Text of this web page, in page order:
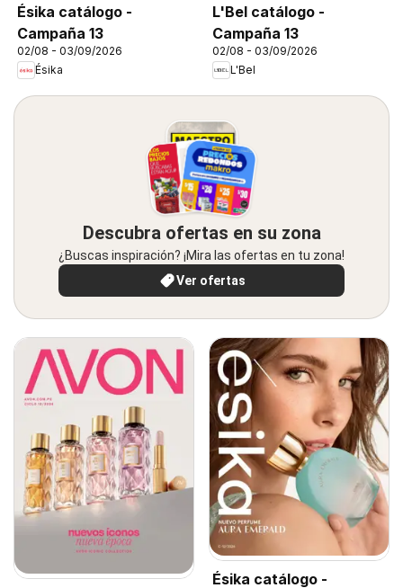
Ésika catálogo -
Campaña 13
02/08 - 03/09/2026
Ésika
L'Bel catálogo -
Campaña 13
02/08 - 03/09/2026
L'Bel
Descubra ofertas en su zona
¿Buscas inspiración? ¡Mira las ofertas en tu zona!
Ver ofertas
Ésika catálogo -